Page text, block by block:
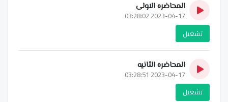
المحاضره الاولى
2023-04-17 03:28:02
تشغيل
المحاضره الثانيه
2023-04-17 03:28:51
تشغيل